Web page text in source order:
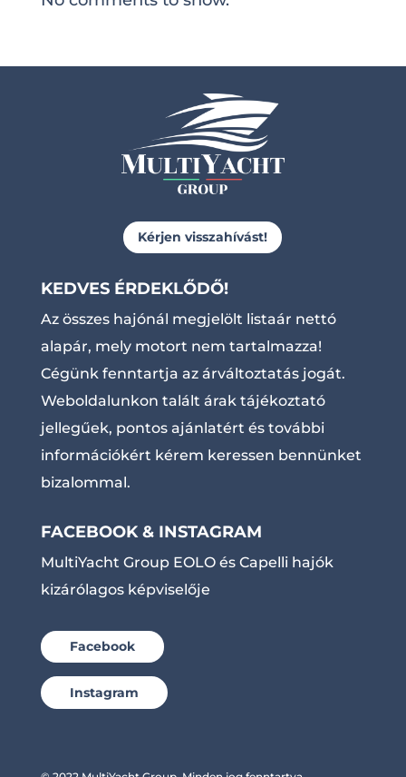
Kérjen visszahívást!
KEDVES ÉRDEKLŐDŐ!
Az összes hajónál megjelölt listaár nettó
alapár, mely motort nem tartalmazza!
Cégünk fenntartja az árváltoztatás jogát.
Weboldalunkon talált árak tájékoztató
jellegűek, pontos ajánlatért és további
információkért kérem keressen bennünket
bizalommal.
FACEBOOK & INSTAGRAM
MultiYacht Group EOLO és Capelli hajók
kizárólagos képviselője
Facebook
Instagram